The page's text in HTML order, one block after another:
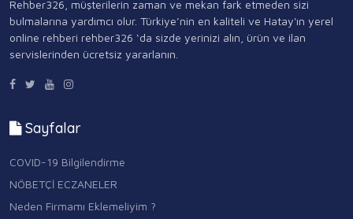
Rehber326, müşterilerin zaman ve mekan fark etmeden sizi
bulmalarına yardımcı olur. Türkiye’nin en kaliteli ve Hatay'ın yerel
online rehberi rehber326 ‘da sizde yerinizi alın, ürün ve ilan
servislerinden ücretsiz yararlanın.
Sayfalar
COVID-19 Bilgilendirme
NÖBETÇİ ECZANELER
Neden Firmamı Eklemeliyim ?